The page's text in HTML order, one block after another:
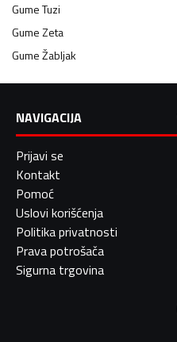
GumeTuzi
GumeZeta
GumeŽabljak
NAVIGACIJA
Prijavi se
Kontakt
Pomoć
Uslovi korišćenja
Politika privatnosti
Prava potrošača
Sigurna trgovina